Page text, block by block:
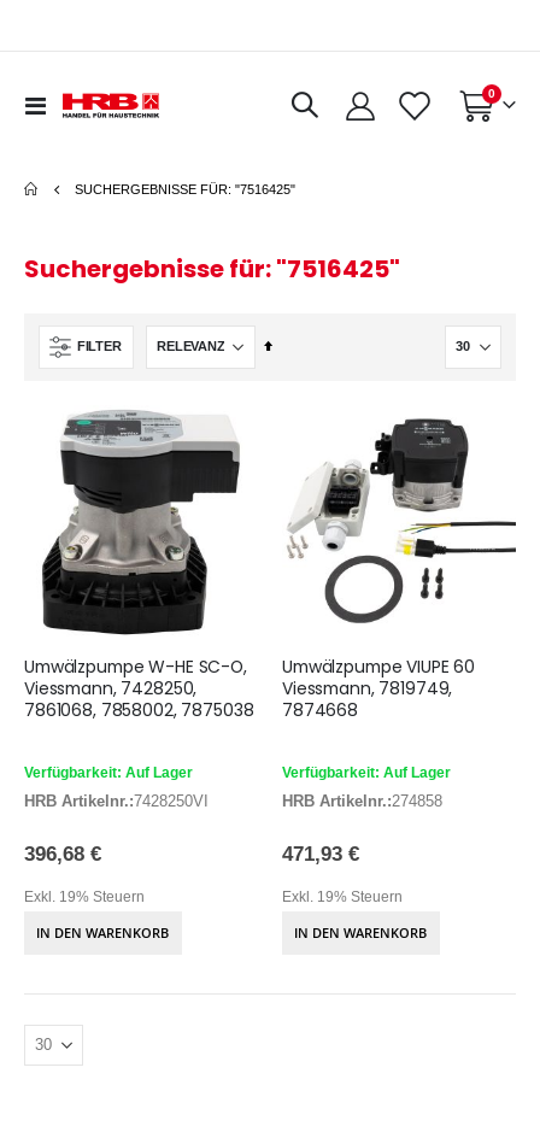
Navigation
Warenkorb
0Artikel
SUCHERGEBNISSE FÜR: "7516425"
Suchergebnisse für: "7516425"
FILTER
In
Umwälzpumpe W-HE SC-O,
Viessmann, 7428250,
7861068, 7858002, 7875038
Verfügbarkeit: Auf Lager
HRB Artikelnr.:7428250VI
396,68 €
Exkl. 19% Steuern
IN DEN WARENKORB
Umwälzpumpe VIUPE 60
Viessmann, 7819749,
7874668
Verfügbarkeit: Auf Lager
HRB Artikelnr.:274858
471,93 €
Exkl. 19% Steuern
IN DEN WARENKORB